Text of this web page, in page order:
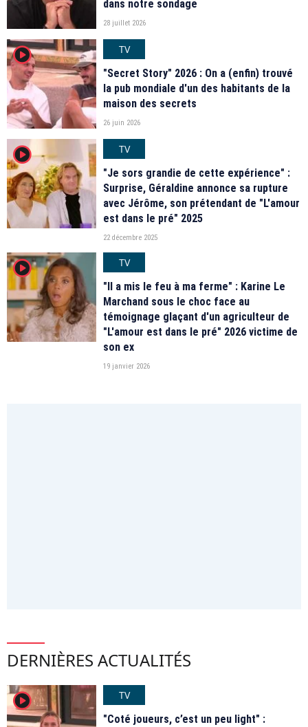
dans notre sondage
28 juillet 2026
player2
TV
"Secret Story" 2026 : On a (enfin) trouvé
la pub mondiale d'un des habitants de la
maison des secrets
26 juin 2026
player2
TV
"Je sors grandie de cette expérience" :
Surprise, Géraldine annonce sa rupture
avec Jérôme, son prétendant de "L'amour
est dans le pré" 2025
22 décembre 2025
player2
TV
"Il a mis le feu à ma ferme" : Karine Le
Marchand sous le choc face au
témoignage glaçant d'un agriculteur de
"L'amour est dans le pré" 2026 victime de
son ex
19 janvier 2026
DERNIÈRES ACTUALITÉS
player2
TV
"Coté joueurs, c’est un peu light" :